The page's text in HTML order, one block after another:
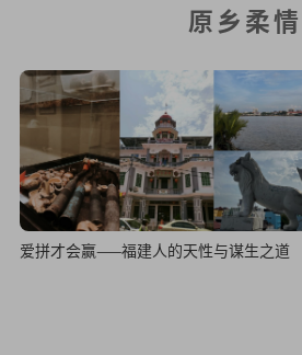
原乡柔情
爱拼才会赢——福建人的天性与谋生之道